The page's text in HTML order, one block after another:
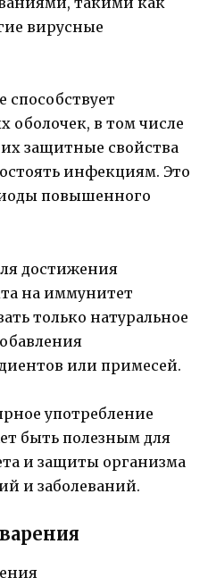
вирусные
способствует
оболочек, в том числе
защитные свойства
инфекциям. Это
повышенного
достижения
на иммунитет
только натуральное
или примесей.
употребление
быть полезным для
и защиты организма
и заболеваний.